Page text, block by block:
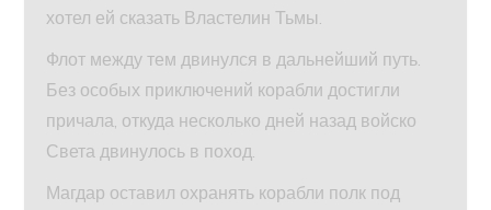
хотел ей сказать Властелин Тьмы.
Флот между тем двинулся в дальнейший путь.
Без особых приключений корабли достигли
причала, откуда несколько дней назад войско
Света двинулось в поход.
Магдар оставил охранять корабли полк под